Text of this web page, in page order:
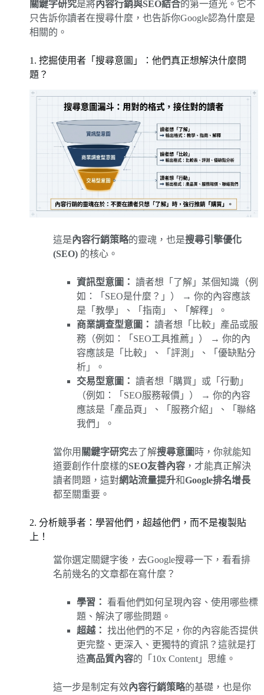
關鍵字研究是將內容行銷與SEO結合的第一道光。它不
只告訴你讀者在搜尋什麼，也告訴你Google認為什麼是
相關的。
1. 挖掘使用者「搜尋意圖」：他們真正想解決什麼問
題？
這是內容行銷策略的靈魂，也是搜尋引擎優化
(SEO) 的核心。
資訊型意圖： 讀者想「了解」某個知識（例
如：「SEO是什麼？」） → 你的內容應該
是「教學」、「指南」、「解釋」。
商業調查型意圖： 讀者想「比較」產品或服
務（例如：「SEO工具推薦」） → 你的內
容應該是「比較」、「評測」、「優缺點分
析」。
交易型意圖： 讀者想「購買」或「行動」
（例如：「SEO服務報價」） → 你的內容
應該是「產品頁」、「服務介紹」、「聯絡
我們」。
當你用 關鍵字研究去了解搜尋意圖 時，你就能知
道要創作什麼樣的SEO友善內容 ，才能真正解決
讀者問題，這對網站流量提升和Google排名增長
都至關重要。
2. 分析競爭者：學習他們，超越他們，而不是複製貼
上！
當你選定關鍵字後，去Google搜尋一下，看看排
名前幾名的文章都在寫什麼？
學習： 看看他們如何呈現內容、使用哪些標
題、解決了哪些問題。
超越： 找出他們的不足，你的內容能否提供
更完整、更深入、更獨特的資訊？這就是打
造高品質內容的「10x Content」思維。
這一步是制定有效內容行銷策略的基礎，也是你